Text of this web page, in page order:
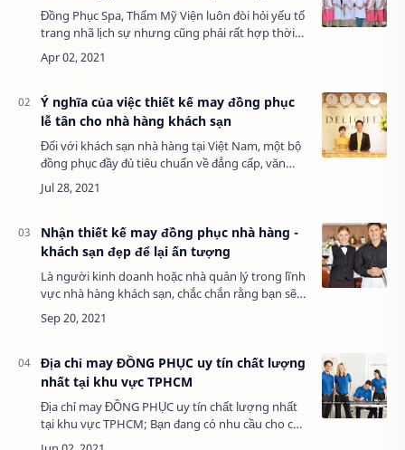
Đồng Phục Spa, Thẩm Mỹ Viện luôn đòi hỏi yếu tố
trang nhã lịch sự nhưng cũng phải rất hợp thời
trang. Chúng tôi luôn hiểu rõ vấn đề này của
khách hàng nên lựa chọn mẫu cho mỗi…
Ý nghĩa của việc thiết kế may đồng phục
lễ tân cho nhà hàng khách sạn
Đối với khách sạn nhà hàng tại Việt Nam, một bộ
đồng phục đầy đủ tiêu chuẩn về đẳng cấp, văn
hóa và tính thẩm mỹ dành cho bộ phận lễ tân
không thể bỏ qua, đó là những chiếc áo dài.…
Nhận thiết kế may đồng phục nhà hàng -
khách sạn đẹp để lại ấn tượng
Là người kinh doanh hoặc nhà quản lý trong lĩnh
vực nhà hàng khách sạn, chắc chắn rằng bạn sẽ
dễ nhận ra đồng phục có vai trò rất quan trọng
trong việc xây dựng và quảng bá thương …
Địa chỉ may ĐỒNG PHỤC uy tín chất lượng
nhất tại khu vực TPHCM
Địa chỉ may ĐỒNG PHỤC uy tín chất lượng nhất
tại khu vực TPHCM; Bạn đang có nhu cầu cho cơ
sở spa, công ty thẩm mỹ viện của mình, đồng